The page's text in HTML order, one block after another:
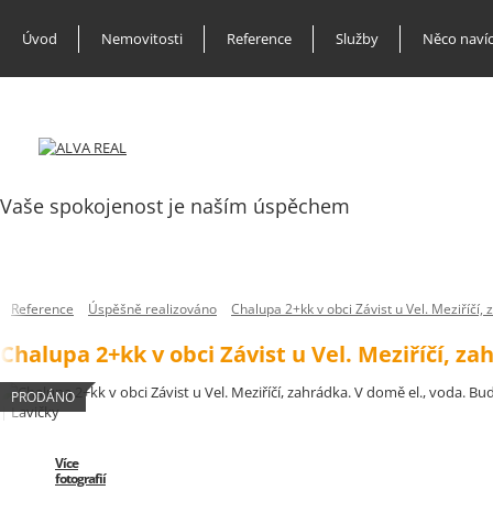
Úvod Nemovitosti Reference Služby Něco navíc
Vaše spokojenost je naším úspěchem
Reference Úspěšně realizováno Chalupa 2+kk v obci Závist u Vel. Meziříčí,
Chalupa 2+kk v obci Závist u Vel. Meziříčí,
PRODÁNO
Více
fotografií